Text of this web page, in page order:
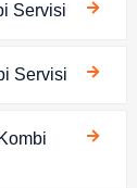
Servisi
Servisi